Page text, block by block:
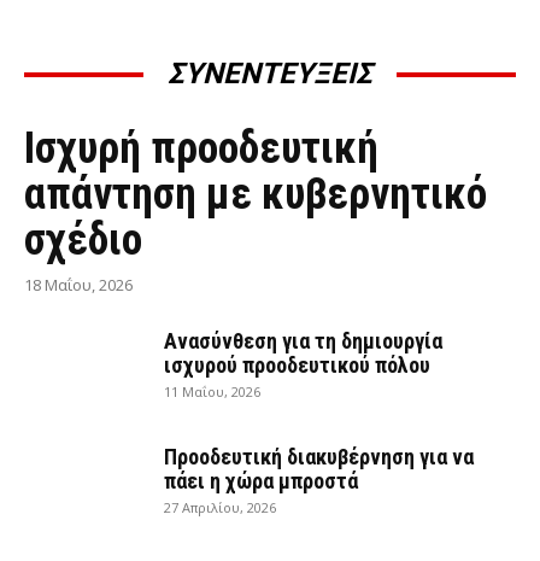
ΣΥΝΕΝΤΕΥΞΕΙΣ
ΣΥΝΕΝΤΕΎΞΕΙΣ
Ισχυρή προοδευτική
απάντηση με κυβερνητικό
σχέδιο
18 Μαΐου, 2026
Ανασύνθεση για τη δημιουργία
ισχυρού προοδευτικού πόλου
11 Μαΐου, 2026
Προοδευτική διακυβέρνηση για να
πάει η χώρα μπροστά
27 Απριλίου, 2026